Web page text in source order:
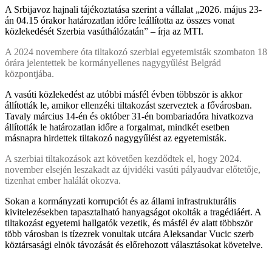
A Srbijavoz hajnali tájékoztatása szerint a vállalat „2026. május 23-
án 04.15 órakor határozatlan időre leállította az összes vonat
közlekedését Szerbia vasúthálózatán” – írja az MTI.
A 2024 novembere óta tiltakozó szerbiai egyetemisták szombaton 18
órára jelentettek be kormányellenes nagygyűlést Belgrád
központjába.
A vasúti közlekedést az utóbbi másfél évben többször is akkor
állították le, amikor ellenzéki tiltakozást szerveztek a fővárosban.
Tavaly március 14-én és október 31-én bombariadóra hivatkozva
állították le határozatlan időre a forgalmat, mindkét esetben
másnapra hirdettek tiltakozó nagygyűlést az egyetemisták.
A szerbiai tiltakozások azt követően kezdődtek el, hogy 2024.
november elsején leszakadt az újvidéki vasúti pályaudvar előtetője,
tizenhat ember halálát okozva.
Sokan a kormányzati korrupciót és az állami infrastrukturális
kivitelezésekben tapasztalható hanyagságot okolták a tragédiáért. A
tiltakozást egyetemi hallgatók vezetik, és másfél év alatt többször
több városban is tízezrek vonultak utcára Aleksandar Vucic szerb
köztársasági elnök távozását és előrehozott választásokat követelve.